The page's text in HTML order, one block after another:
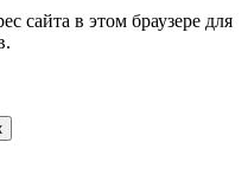
сайта в этом браузере для